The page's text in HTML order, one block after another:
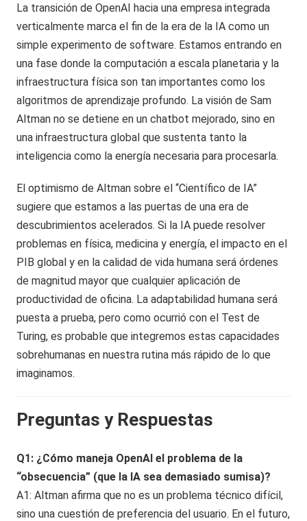
La transición de OpenAI hacia una empresa integrada
verticalmente marca el fin de la era de la IA como un
simple experimento de software. Estamos entrando en
una fase donde la computación a escala planetaria y la
infraestructura física son tan importantes como los
algoritmos de aprendizaje profundo. La visión de Sam
Altman no se detiene en un chatbot mejorado, sino en
una infraestructura global que sustenta tanto la
inteligencia como la energía necesaria para procesarla.
El optimismo de Altman sobre el “Científico de IA”
sugiere que estamos a las puertas de una era de
descubrimientos acelerados. Si la IA puede resolver
problemas en física, medicina y energía, el impacto en el
PIB global y en la calidad de vida humana será órdenes
de magnitud mayor que cualquier aplicación de
productividad de oficina. La adaptabilidad humana será
puesta a prueba, pero como ocurrió con el Test de
Turing, es probable que integremos estas capacidades
sobrehumanas en nuestra rutina más rápido de lo que
imaginamos.
Preguntas y Respuestas
Q1: ¿Cómo maneja OpenAI el problema de la
“obsecuencia” (que la IA sea demasiado sumisa)?
A1: Altman afirma que no es un problema técnico difícil,
sino una cuestión de preferencia del usuario. En el futuro,